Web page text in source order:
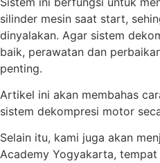
silinder mesin saat start,
dinyalakan. Agar sistem
baik, perawatan dan
penting.
Artikel ini akan membahas
sistem dekompresi motor
Selain itu, kami juga akan
Academy Yogyakarta, tempat